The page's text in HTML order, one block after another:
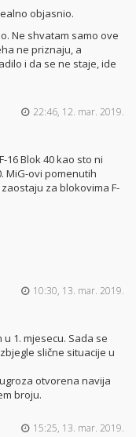
objasnio.
Ne shvatam samo ove
ne priznaju, a
i da se ne staje, ide
22:46, 12. mar. 2019.
16 Blok 40 kao sto ni
MiG-ovi pomenutih
za blokovima F-
10:30, 13. mar. 2019.
1. mjesecu. Sada se
slične situacije u
otvorena navija
broju.
15:25, 13. mar. 2019.